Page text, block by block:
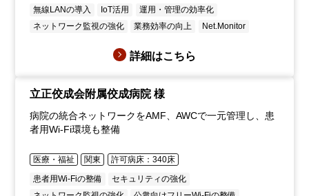
無線LANの導入
IoT活用
運用・管理の効率化
ネットワーク監視の強化
業務効率の向上 Net.Monitor
詳細はこちら
立正佼成会附属佼成病院 様
病院の統合ネットワークをAMF、AWCで一元管理し、患
者用Wi-Fi環境も整備
医療・福祉 関東
許可病床：340床
患者用Wi-Fiの整備
セキュリティの強化